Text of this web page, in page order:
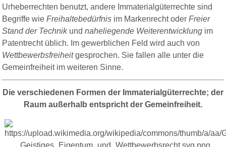
Urheberrechten benutzt, andere Immaterialgüterrechte sind
Begriffe wieFreihaltebedürfnis im Markenrecht oderFreier
Stand der Technikundnaheliegende Weiterentwicklung im
Patentrecht üblich. Im gewerblichen Feld wird auch von
Wettbewerbsfreiheitgesprochen. Sie fallen alle unter die
Gemeinfreiheit im weiteren Sinne.
Die verschiedenen Formen der Immaterialgüterrechte; der
Raum außerhalb entspricht der Gemeinfreiheit.